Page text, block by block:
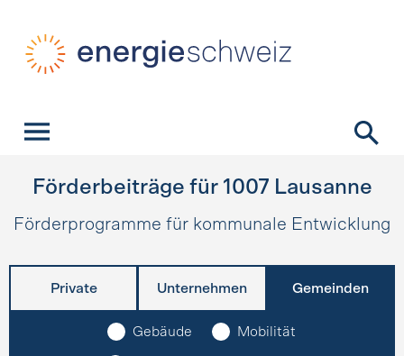
Förderbeiträge für 1007 Lausanne
Förderprogramme für kommunale Entwicklung
Private Unternehmen Gemeinden
Gebäude Mobilität